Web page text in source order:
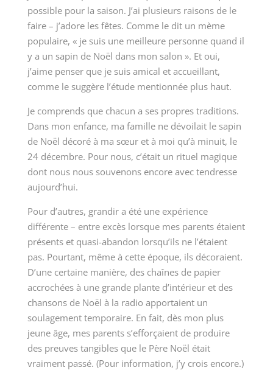
possible pour la saison. J’ai plusieurs raisons de le
faire – j’adore les fêtes. Comme le dit un mème
populaire, « je suis une meilleure personne quand il
y a un sapin de Noël dans mon salon ». Et oui,
j’aime penser que je suis amical et accueillant,
comme le suggère l’étude mentionnée plus haut.
Je comprends que chacun a ses propres traditions.
Dans mon enfance, ma famille ne dévoilait le sapin
de Noël décoré à ma sœur et à moi qu’à minuit, le
24 décembre. Pour nous, c’était un rituel magique
dont nous nous souvenons encore avec tendresse
aujourd’hui.
Pour d’autres, grandir a été une expérience
différente – entre excès lorsque mes parents étaient
présents et quasi-abandon lorsqu’ils ne l’étaient
pas. Pourtant, même à cette époque, ils décoraient.
D’une certaine manière, des chaînes de papier
accrochées à une grande plante d’intérieur et des
chansons de Noël à la radio apportaient un
soulagement temporaire. En fait, dès mon plus
jeune âge, mes parents s’efforçaient de produire
des preuves tangibles que le Père Noël était
vraiment passé. (Pour information, j’y crois encore.)